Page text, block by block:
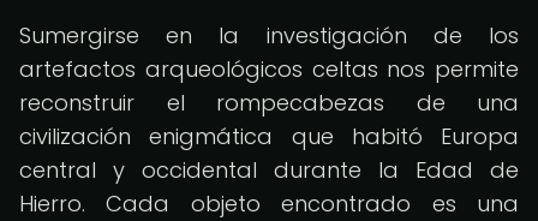
Sumergirse en la investigación de los
artefactos arqueológicos celtas nos permite
reconstruir el rompecabezas de una
civilización enigmática que habitó Europa
central y occidental durante la Edad de
Hierro. Cada objeto encontrado es una